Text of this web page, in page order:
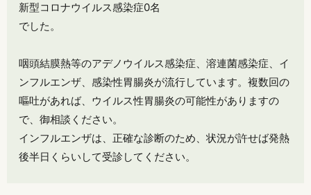
新型コロナウイルス感染症0名
でした。
咽頭結膜熱等のアデノウイルス感染症、溶連菌感染症、イ
ンフルエンザ、感染性胃腸炎が流行しています。複数回の
嘔吐があれば、ウイルス性胃腸炎の可能性がありますの
で、御相談ください。
インフルエンザは、正確な診断のため、状況が許せば発熱
後半日くらいして受診してください。